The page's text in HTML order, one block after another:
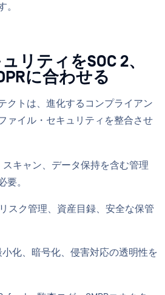
。
リティをSOC 2、
に合わせる
クトは、進化するコンプライアン
ァイル・セキュリティを整合させ
スキャン、データ保持を含む管理
要。
スク管理、資産目録、安全な保管
化、暗号化、侵害対応の透明性を